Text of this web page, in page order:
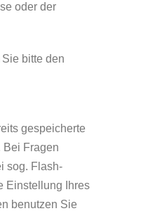
oder der
bitte den
gespeicherte
Bei Fragen
sog. Flash-
Einstellung Ihres
benutzen Sie